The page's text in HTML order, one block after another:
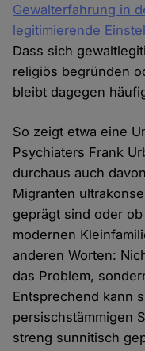
Gewalterfahrung in
legitimierende
Dass sich
religiös begründen
bleibt dagegen
So zeigt etwa eine
Psychiaters Frank
durchaus auch
Migranten
geprägt sind oder
modernen
anderen Worten:
das Problem,
Entsprechend kann
persischstämmigen
streng sunnitisch